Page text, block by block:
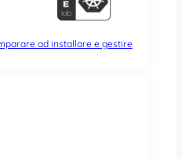
ad installare e gestire